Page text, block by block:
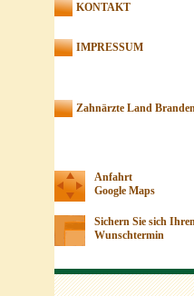
KONTAKT
IMPRESSUM
Zahnärzte Land
Anfahrt
Google Maps
Sichern Sie sich
Wunschtermin